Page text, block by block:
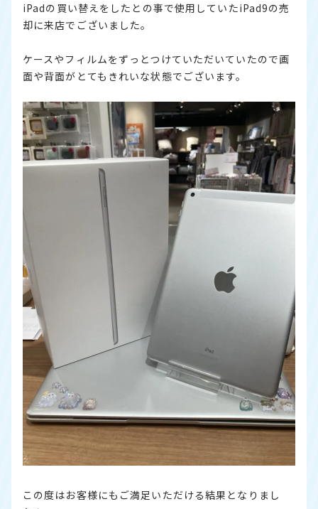
iPadの買い替えをしたとの事で使用していたiPad9の売
却に来店でございました。
ケースやフィルムをずっとつけていただいていたので画
面や背面がとてもきれいな状態でございます。
この度はお客様にもご満足いただける結果となりまし